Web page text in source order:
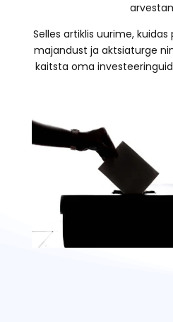
Selles artiklis uurime,
majandust ja aktsiaturge
kaitsta oma